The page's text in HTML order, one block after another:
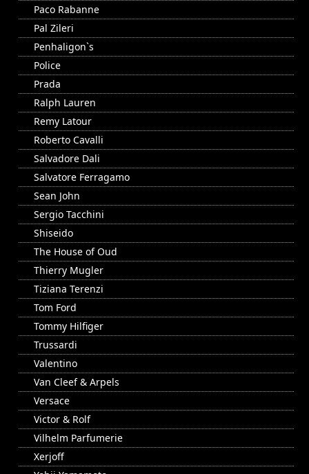
Paco Rabanne
Pal Zileri
Penhaligon`s
Police
Prada
Ralph Lauren
Remy Latour
Roberto Cavalli
Salvadore Dali
Salvatore Ferragamo
Sean John
Sergio Tacchini
Shiseido
The House of Oud
Thierry Mugler
Tiziana Terenzi
Tom Ford
Tommy Hilfiger
Trussardi
Valentino
Van Cleef & Arpels
Versace
Victor & Rolf
Vilhelm Parfumerie
Xerjoff